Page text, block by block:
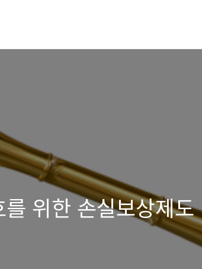
위한 손실보상제도